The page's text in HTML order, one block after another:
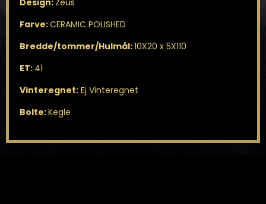
Design: Zeus
Farve:CERAMIC POLISHED
Bredde/tommer/Hulmål:10X20 x 5X110
ET: 41
Vinteregnet:Ej Vinteregnet
Bolte:Kegle